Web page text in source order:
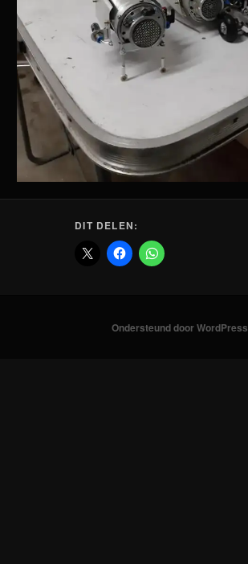
DIT DELEN:
Ondersteund door WordPress